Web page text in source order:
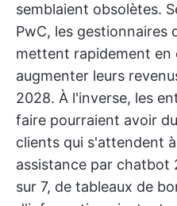
semblaient obsolètes.
PwC, les gestionnaires
mettent rapidement
augmenter leurs
2028. À l'inverse, les
faire pourraient avoir
clients qui s'attendent
assistance par chatbot
sur 7, de tableaux de